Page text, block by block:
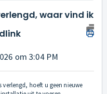
waar vind ik
om 3:04 PM
hoeft u geen nieuwe